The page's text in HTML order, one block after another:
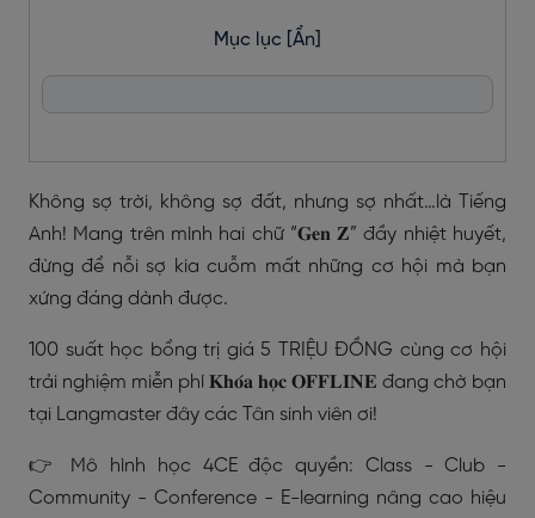
Mục lục [Ẩn]
Không sợ trời, không sợ đất, nhưng sợ nhất…là Tiếng
Anh! Mang trên mình hai chữ “𝐆𝐞𝐧 𝐙” đầy nhiệt huyết,
đừng để nỗi sợ kia cuỗm mất những cơ hội mà bạn
xứng đáng dành được.
100 suất học bổng trị giá 5 TRIỆU ĐỒNG cùng cơ hội
trải nghiệm miễn phí 𝐊𝐡𝐨́𝐚 𝐡𝐨̣𝐜 𝐎𝐅𝐅𝐋𝐈𝐍𝐄 đang chờ bạn
tại Langmaster đây các Tân sinh viên ơi!
👉 Mô hình học 4CE độc quyền: Class - Club -
Community - Conference - E-learning nâng cao hiệu